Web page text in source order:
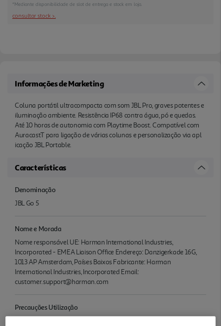
*Mediante disponibilidade de slot de entrega e stock em loja.
consultar stock >.
Informações de Marketing
Coluna portátil ultracompacta com som JBL Pro, graves potentes e
iluminação ambiente. Resistência IP68 contra água, pó e quedas.
Até 10 horas de autonomia com Playtime Boost. Compatível com
AuracastT para ligação de várias colunas e personalização via apl
icação JBL Portable.
Características
Denominação
JBL Go 5
Nome e Morada
Nome responsável UE: Harman International Industries,
Incorporated - EMEA Liaison Office Endereço: Danzigerkade 16G,
1013 AP Amsterdam, Países Baixos Fabricante: Harman
International Industries, Incorporated Email:
customer.support@harman.com
Precauções Utilização